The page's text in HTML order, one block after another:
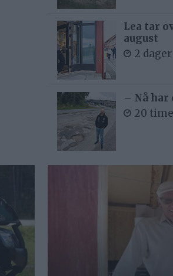
Lea tar
august
2
– Nå
20